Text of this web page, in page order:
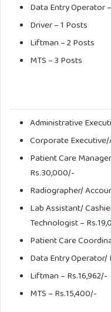
Data Entry Operator
Driver – 1 Posts
Liftman – 2 Posts
MTS – 3 Posts
Administrative
Corporate
Patient Care
Rs.30,000/-
Radiographer/
Lab Assistant/
Technologist –
Patient Care
Data Entry Operator/
Liftman – Rs.16,962/-
MTS – Rs.15,400/-